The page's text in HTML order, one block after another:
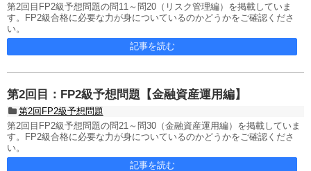
第2回目FP2級予想問題の問11～問20（リスク管理編）を掲載していま
す。FP2級合格に必要な力が身についているのかどうかをご確認くださ
い。
記事を読む
第2回目：FP2級予想問題【金融資産運用編】
第2回FP2級予想問題
第2回目FP2級予想問題の問21～問30（金融資産運用編）を掲載していま
す。FP2級合格に必要な力が身についているのかどうかをご確認くださ
い。
記事を読む